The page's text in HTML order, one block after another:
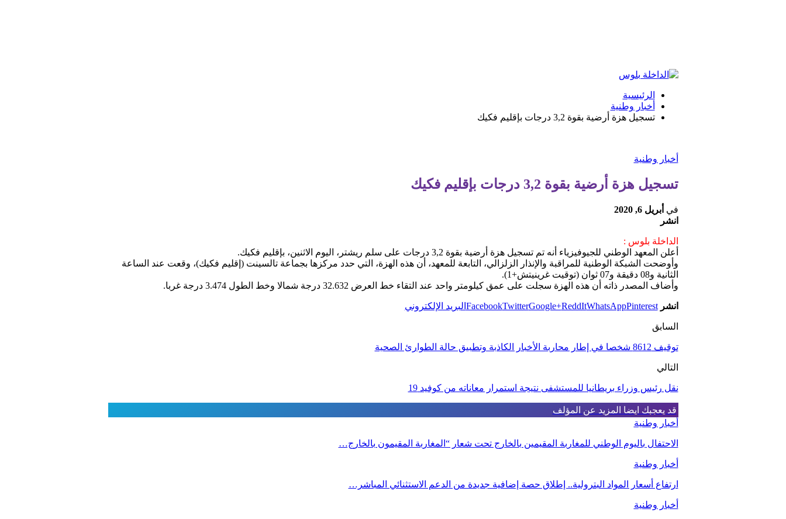
الرئيسية
أخبار وطنية
تسجيل هزة أرضية بقوة 3,2 درجات بإقليم فكيك
أخبار وطنية
تسجيل هزة أرضية بقوة 3,2 درجات بإقليم فكيك
في أبريل 6, 2020
انشر
الداخلة بلوس :
أعلن المعهد الوطني للجيوفيزياء أنه تم تسجيل هزة أرضية بقوة 3,2 درجات على سلم ريشتر، اليوم الاثنين، بإقليم فكيك.
وأوضحت الشبكة الوطنية للمراقبة والإنذار الزلزالي، التابعة للمعهد، أن هذه الهزة، التي حدد مركزها بجماعة تالسينت (إقليم فكيك)، وقعت عند الساعة
الثانية و08 دقيقة و07 ثوان (توقيت غرينيتش+1).
وأضاف المصدر ذاته أن هذه الهزة سجلت على عمق كيلومتر واحد عند التقاء خط العرض 32.632 درجة شمالا وخط الطول 3.474 درجة غربا.
انشر FacebookTwitterGoogle+ReddItWhatsAppPinterest البريد الإلكتروني
السابق
توقيف 8612 شخصا في إطار محاربة الأخبار الكاذبة وتطبيق حالة الطوارئ الصحية
التالي
نقل رئيس وزراء بريطانيا للمستشفى نتيجة استمرار معاناته من كوفيد 19
قد يعجبك ايضا المزيد عن المؤلف
أخبار وطنية
الاحتفال باليوم الوطني للمغاربة المقيمين بالخارج تحت شعار “المغاربة المقيمون بالخارج…
أخبار وطنية
ارتفاع أسعار المواد البترولية.. إطلاق حصة إضافية جديدة من الدعم الاستثنائي المباشر…
أخبار وطنية